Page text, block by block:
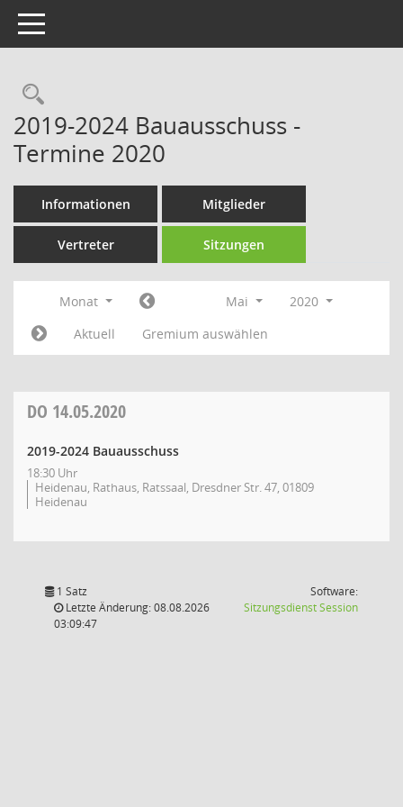
Toggle navigation
Rechercheauswahl
2019-2024 Bauausschuss -
Termine 2020
Informationen Mitglieder
Vertreter Sitzungen
Monat Mai
2020
Aktuell
Gremium auswählen
DO 14.05.2020
2019-2024 Bauausschuss
18:30 Uhr
Heidenau, Rathaus, Ratssaal, Dresdner Str. 47, 01809
Heidenau
1 Satz
Letzte Änderung: 08.08.2026
03:09:47
Software:
SitzungsdienstSession(Wird in